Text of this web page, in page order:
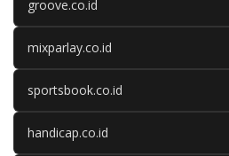
groove.co.id
mixparlay.co.id
sportsbook.co.id
handicap.co.id